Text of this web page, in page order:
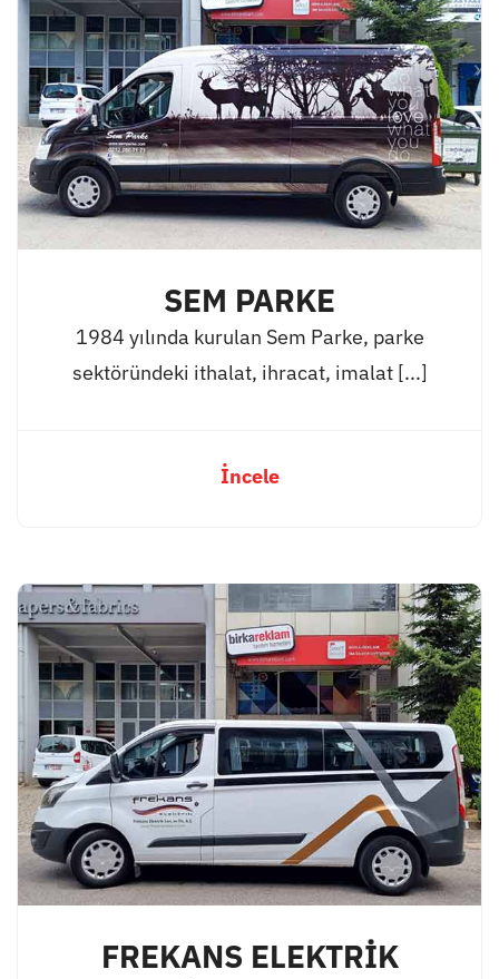
SEM PARKE
1984 yılında kurulan Sem Parke, parke
sektöründeki ithalat, ihracat, imalat [...]
İncele
FREKANS ELEKTRİK